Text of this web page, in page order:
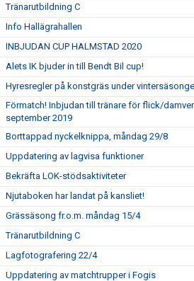
Tränarutbildning C
Info Hallägrahallen
INBJUDAN CUP HALMSTAD 2020
Alets IK bjuder in till Bendt Bil cup!
Hyresregler på konstgräs under
Förmatch! Inbjudan till tränare för flick/
september 2019
Borttappad nyckelknippa, måndag 29/8
Uppdatering av lagvisa funktioner
Bekräfta LOK-stödsaktiviteter
Njutaboken har landat på kansliet!
Grässäsong fr.o.m. måndag 15/4
Tränarutbildning C
Lagfotografering 22/4
Uppdatering av matchtrupper i Fogis